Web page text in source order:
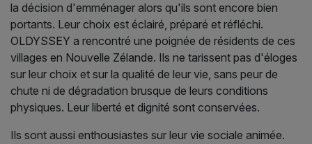
la décision d'emménager alors qu'ils sont encore bien
portants. Leur choix est éclairé, préparé et réfléchi.
OLDYSSEY a rencontré une poignée de résidents de ces
villages en Nouvelle Zélande. Ils ne tarissent pas d'éloges
sur leur choix et sur la qualité de leur vie, sans peur de
chute ni de dégradation brusque de leurs conditions
physiques. Leur liberté et dignité sont conservées.
Ils sont aussi enthousiastes sur leur vie sociale animée.